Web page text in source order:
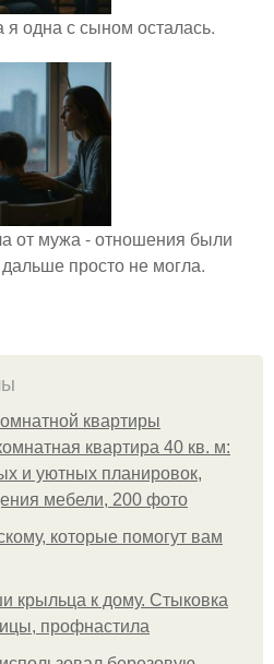
одна с сыном осталась.
от мужа - отношения были
просто не могла.
квартиры
квартира 40 кв. м:
и уютных планировок,
мебели, 200 фото
которые помогут вам
крыльца к дому. Стыковка
профнастила